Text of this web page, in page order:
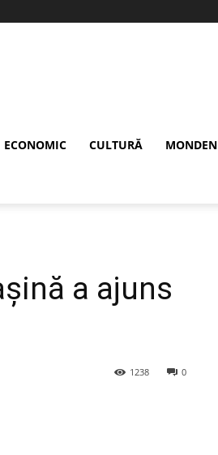
ECONOMIC CULTURĂ MONDEN
a ajuns
0
1238